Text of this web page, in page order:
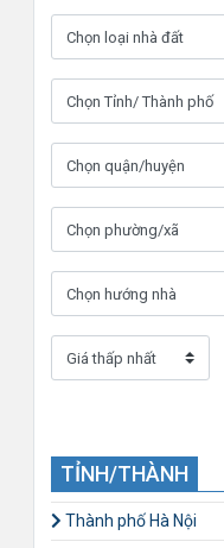
TỈNH/THÀNH
Thành phố Hà Nội